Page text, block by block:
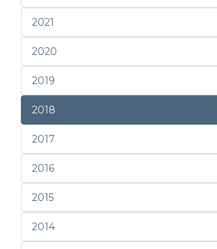
2021
2020
2019
2018
2017
2016
2015
2014